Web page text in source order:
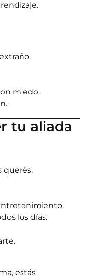
miedo.
tu aliada
querés.
los días.
estás